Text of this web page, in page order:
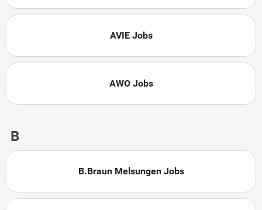
AVIE Jobs
AWO Jobs
B
B.Braun Melsungen Jobs